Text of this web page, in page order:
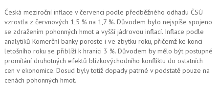
Česká meziroční inflace v červenci podle předběžného odhadu ČSÚ
vzrostla z červnových 1,5 % na 1,7 %. Důvodem bylo nejspíše spojeno
se zdražením pohonných hmot a vyšší jádrovou inflací. Inflace podle
analytiků Komerční banky poroste i ve zbytku roku, přičemž ke konci
letošního roku se přiblíží k hranici 3 %. Důvodem by mělo být postupné
promítání druhotných efektů blízkovýchodního konfliktu do ostatních
cen v ekonomice. Dosud byly totiž dopady patrné v podstatě pouze na
cenách pohonných hmot.